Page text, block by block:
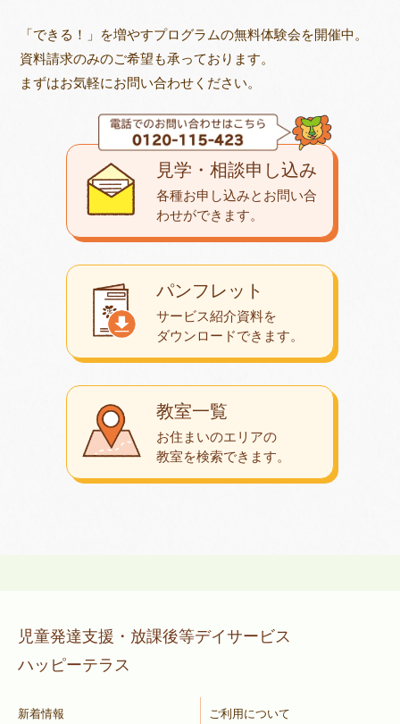
「できる！」を増やすプログラムの無料体験会を開催中。
資料請求のみのご希望も承っております。
まずはお気軽にお問い合わせください。
教室一覧
お住まいのエリアの
教室を検索できます。
パンフレット
サービス紹介資料を
ダウンロードできます。
見学・相談申し込み
各種お申し込みとお問い合
わせができます。
児童発達支援・放課後等デイサービス
ハッピーテラス
新着情報 ご利用について